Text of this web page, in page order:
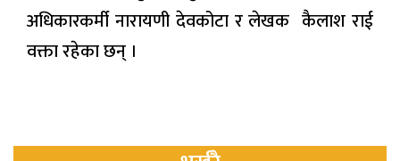
अधिकारकर्मी नारायणी देवकोटा र लेखक कैलाश राई
वक्ता रहेका छन् ।